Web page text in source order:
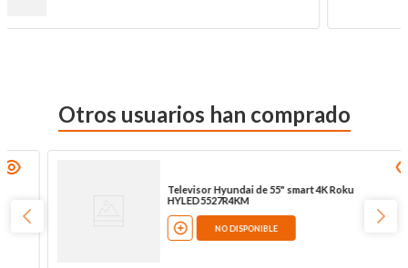
Otros usuarios han comprado
Televisor Hyundai de 55" smart 4K Roku
HYLED5527R4KM
NO DISPONIBLE